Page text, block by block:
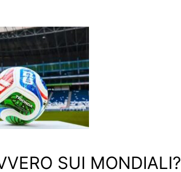
SUI MONDIALI?